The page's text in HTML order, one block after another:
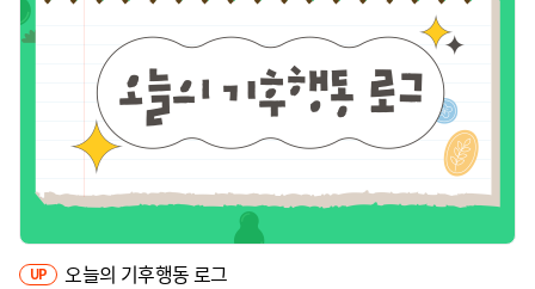
영상
UP 오늘의 기후행동 로그